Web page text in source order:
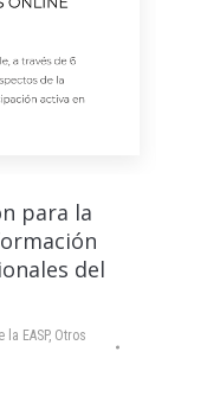
para la
del
EASP, Otros